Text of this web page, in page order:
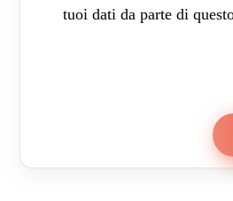
tuoi dati da parte di